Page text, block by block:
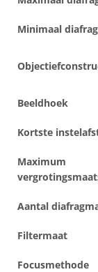
Minimaal
Beeldhoek
Kortste
Maximum
Aantal
Filtermaat
Focusmethode